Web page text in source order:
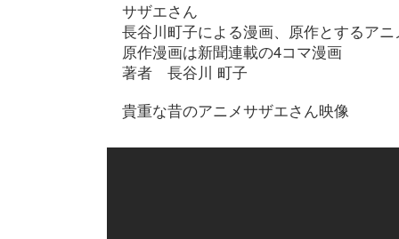
サザエさん
長谷川町子による漫画、原作とするアニ
原作漫画は新聞連載の4コマ漫画
著者 長谷川 町子
貴重な昔のアニメサザエさん映像